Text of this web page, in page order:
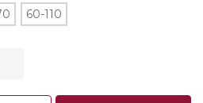
60-110